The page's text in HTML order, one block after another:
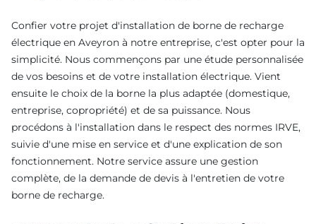
Confier votre projet d'installation de borne de recharge
électrique en Aveyron à notre entreprise, c'est opter pour la
simplicité. Nous commençons par une étude personnalisée
de vos besoins et de votre installation électrique. Vient
ensuite le choix de la borne la plus adaptée (domestique,
entreprise, copropriété) et de sa puissance. Nous
procédons à l'installation dans le respect des normes IRVE,
suivie d'une mise en service et d'une explication de son
fonctionnement. Notre service assure une gestion
complète, de la demande de devis à l'entretien de votre
borne de recharge.